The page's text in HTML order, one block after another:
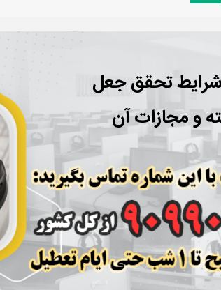
تحقق جعل
و مجازات آن